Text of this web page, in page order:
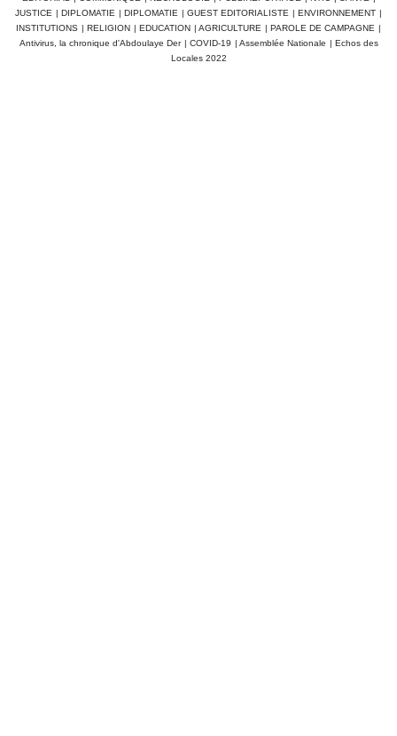
JUSTICE | DIPLOMATIE | DIPLOMATIE | GUEST EDITORIALISTE | ENVIRONNEMENT |
INSTITUTIONS | RELIGION | EDUCATION | AGRICULTURE | PAROLE DE CAMPAGNE |
Antivirus, la chronique d'Abdoulaye Der | COVID-19 | Assemblée Nationale | Echos des
Locales 2022